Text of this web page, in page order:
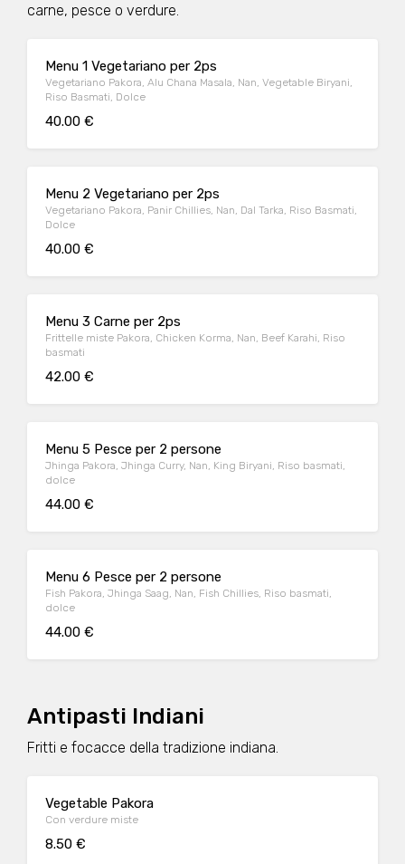
carne, pesce o verdure.
Menu 1 Vegetariano per 2ps
Vegetariano Pakora, Alu Chana Masala, Nan, Vegetable Biryani,
Riso Basmati, Dolce
40.00 €
Menu 2 Vegetariano per 2ps
Vegetariano Pakora, Panir Chillies, Nan, Dal Tarka, Riso Basmati,
Dolce
40.00 €
Menu 3 Carne per 2ps
Frittelle miste Pakora, Chicken Korma, Nan, Beef Karahi, Riso
basmati
42.00 €
Menu 5 Pesce per 2 persone
Jhinga Pakora, Jhinga Curry, Nan, King Biryani, Riso basmati,
dolce
44.00 €
Menu 6 Pesce per 2 persone
Fish Pakora, Jhinga Saag, Nan, Fish Chillies, Riso basmati,
dolce
44.00 €
Antipasti Indiani
Fritti e focacce della tradizione indiana.
Vegetable Pakora
Con verdure miste
8.50 €